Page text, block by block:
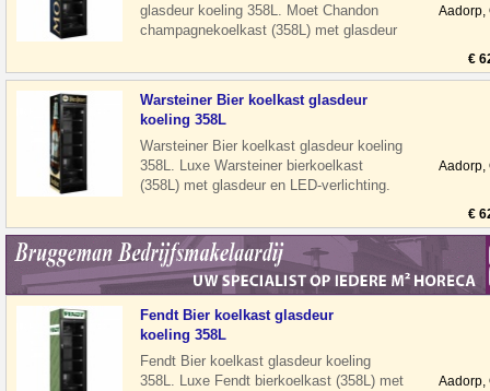
glasdeur koeling 358L. Moet Chandon
champagnekoelkast (358L) met glasdeur
Aadorp,
€
Warsteiner Bier koelkast glasdeur
koeling 358L
Warsteiner Bier koelkast glasdeur koeling
358L. Luxe Warsteiner bierkoelkast
(358L) met glasdeur en LED-verlichting.
Aadorp,
€
Fendt Bier koelkast glasdeur
koeling 358L
Fendt Bier koelkast glasdeur koeling
358L. Luxe Fendt bierkoelkast (358L) met
Aadorp,